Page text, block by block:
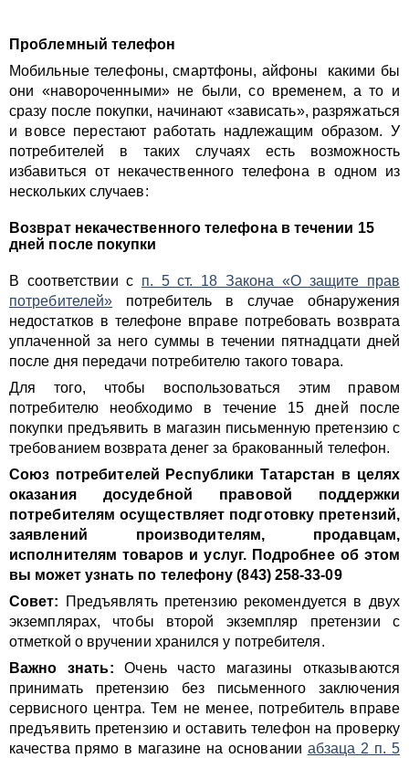
Проблемный телефон
Мобильные телефоны, смартфоны, айфоны какими бы
они «навороченными» не были, со временем, а то и
сразу после покупки, начинают «зависать», разряжаться
и вовсе перестают работать надлежащим образом. У
потребителей в таких случаях есть возможность
избавиться от некачественного телефона в одном из
нескольких случаев:
Возврат некачественного телефона в течении 15
дней после покупки
В соответствии с п. 5 ст. 18 Закона «О защите прав
потребителей» потребитель в случае обнаружения
недостатков в телефоне вправе потребовать возврата
уплаченной за него суммы в течении пятнадцати дней
после дня передачи потребителю такого товара.
Для того, чтобы воспользоваться этим правом
потребителю необходимо в течение 15 дней после
покупки предъявить в магазин письменную претензию с
требованием возврата денег за бракованный телефон.
Союз потребителей Республики Татарстан в целях
оказания досудебной правовой поддержки
потребителям осуществляет подготовку претензий,
заявлений производителям, продавцам,
исполнителям товаров и услуг. Подробнее об этом
вы может узнать по телефону (843) 258-33-09
Совет: Предъявлять претензию рекомендуется в двух
экземплярах, чтобы второй экземпляр претензии с
отметкой о вручении хранился у потребителя.
Важно знать: Очень часто магазины отказываются
принимать претензию без письменного заключения
сервисного центра. Тем не менее, потребитель вправе
предъявить претензию и оставить телефон на проверку
качества прямо в магазине на основании абзаца 2 п. 5